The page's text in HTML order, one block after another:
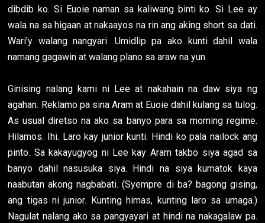
dibdib ko. Si Euoie naman sa kaliwang binti ko. Si Lee ay
wala na sa higaan at nakaayos na rin ang aking short sa dati.
Wari'y walang nangyari. Umidlip pa ako kunti dahil wala
namang gagawin at walang plano sa araw na yun.
Ginising nalang kami ni Lee at nakahain na daw siya ng
agahan. Reklamo pa sina Aram at Euoie dahil kulang sa tulog.
As usual diretso na ako sa banyo para sa morning regime.
Hilamos. Ihi. Laro kay junior kunti. Hindi ko pala nailock ang
pinto. Sa kakayugyog ni Lee kay Aram takbo siya agad sa
banyo dahil nasusuka siya. Hindi na siya kumatok kaya
naabutan akong nagbabati. (Syempre di ba? bagong gising,
ang tigas ni junior. Kunting himas, kunting laro sa umaga.)
Nagulat nalang ako sa pangyayari at hindi na nakagalaw pa.